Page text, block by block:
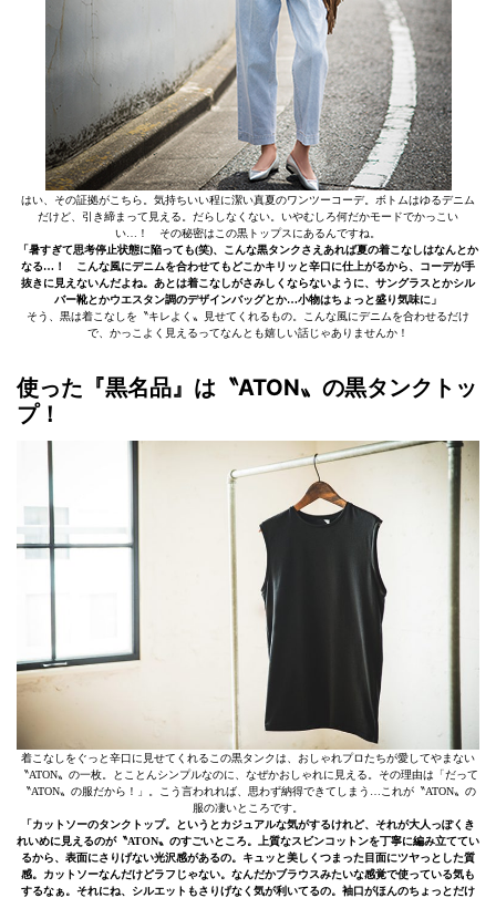
はい、その証拠がこちら。気持ちいい程に潔い真夏のワンツーコーデ。ボトムはゆるデニム
だけど、引き締まって見える。だらしなくない。いやむしろ何だかモードでかっこい
い…！ その秘密はこの黒トップスにあるんですね。
「暑すぎて思考停止状態に陥っても(笑)、こんな黒タンクさえあれば夏の着こなしはなんとか
なる…！ こんな風にデニムを合わせてもどこかキリッと辛口に仕上がるから、コーデが手
抜きに見えないんだよね。あとは着こなしがさみしくならないように、サングラスとかシル
バー靴とかウエスタン調のデザインバッグとか…小物はちょっと盛り気味に」
そう、黒は着こなしを〝キレよく〟見せてくれるもの。こんな風にデニムを合わせるだけ
で、かっこよく見えるってなんとも嬉しい話じゃありませんか！
使った『黒名品』は〝ATON〟の黒タンクトッ
プ！
着こなしをぐっと辛口に見せてくれるこの黒タンクは、おしゃれプロたちが愛してやまない
〝ATON〟の一枚。とことんシンプルなのに、なぜかおしゃれに見える。その理由は「だって
〝ATON〟の服だから！」。こう言われれば、思わず納得できてしまう…これが〝ATON〟の
服の凄いところです。
「カットソーのタンクトップ。というとカジュアルな気がするけれど、それが大人っぽくき
れいめに見えるのが〝ATON〟のすごいところ。上質なスビンコットンを丁寧に編み立ててい
るから、表面にさりげない光沢感があるの。キュッと美しくつまった目面にツヤっとした質
感。カットソーなんだけどラフじゃない。なんだかブラウスみたいな感覚で使っている気も
するなぁ。それにね、シルエットもさりげなく気が利いてるの。袖口がほんのちょっとだけ